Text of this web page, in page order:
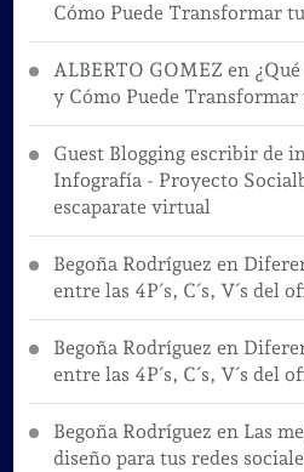
Cómo Puede Transformar
ALBERTO GOMEZ en
y Cómo Puede Transformar
Guest Blogging escribir de
Infografía - Proyecto
escaparate virtual
Begoña Rodríguez en
entre las 4P´s, C´s, V´s del
Begoña Rodríguez en
entre las 4P´s, C´s, V´s del
Begoña Rodríguez en Las
diseño para tus redes